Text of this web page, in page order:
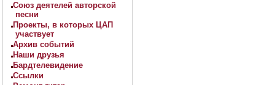
Союз деятелей авторской
песни
Проекты, в которых ЦАП
участвует
Архив событий
Наши друзья
Бардтелевидение
Ссылки